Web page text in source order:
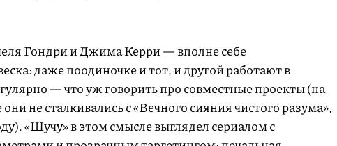
Гондри и Джима Керри — вполне себе
даже поодиночке и тот, и другой работают в
— что уж говорить про совместные проекты (на
не сталкивались с «Вечного сияния чистого разума»,
«Шучу» в этом смысле выглядел сериалом с